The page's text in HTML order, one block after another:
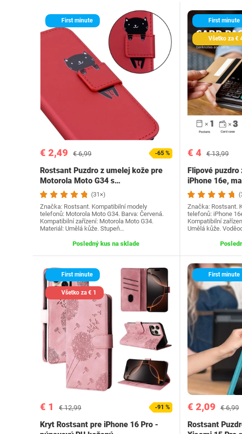
First minute
€ 2,49 € 6,99 -65 %
Rostsant Puzdro z umelej kože pre
Motorola Moto G34 s…
(31×)
Značka: Rostsant. Kompatibilní modely
telefonů: Motorola Moto G34. Barva: Červená.
Kompatibilní zařízení: Motorola Moto G34.
Materiál: Umělá kůže. Stupeň…
Posledný kus na sklade
First minute
Všetko za €
€ 4 € 13,99
Flipové puzdro
iPhone 16e,
Značka: Rostsant.
telefonů: iPhone
Kompatibilní
Umělá kůže.
First minute
Všetko za € 1
€ 1 € 12,99 -91 %
Kryt Rostsant pre iPhone 16 Pro -
First minute
€ 2,09 € 6,99
Rostsant